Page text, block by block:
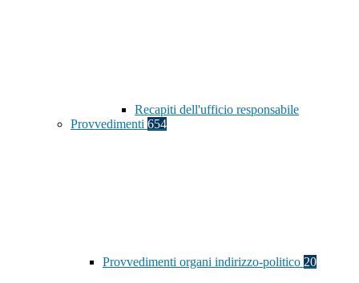
Recapiti dell'ufficio responsabile
Provvedimenti 654
Provvedimenti organi indirizzo-politico 20